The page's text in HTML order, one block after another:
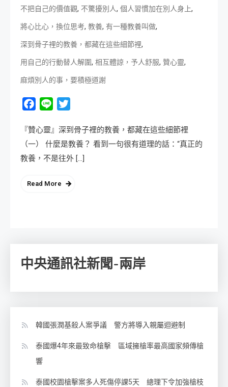
不把自己的價值觀, 不驚擾別人, 個人習慣加在別人身上,
將心比心，換位思考, 教養, 有一種教養叫做,
深到骨子裡的教養，都藏在這些細節裡,
用自己的行動替人解圍, 相互體諒，予人舒服, 贊心靈,
麻煩別人的事，要積極道謝
Facebook
Line
『贊心靈』深到骨子裡的教養，都藏在這些細節裡
（一） 什麼是教養？ 看到一句很有道理的話：“真正的
教養，不是往外 […]
Read More
中央通訊社新聞-兩岸
韓國張潤基殺人案爭議 警方將導入親屬迴避制
泰國爆4年來最致命槍擊 區域擁槍率最高國家頻傳槍
響
泰國校園槍擊案多人死傷停課5天 總理下令加強槍枝